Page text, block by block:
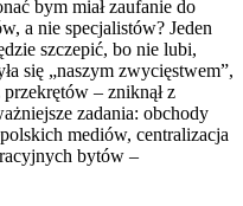
bym miał zaufanie do
a nie specjalistów? Jeden
szczepić, bo nie lubi,
się „naszym zwycięstwem”,
– zniknął z
zadania: obchody
mediów, centralizacja
bytów –